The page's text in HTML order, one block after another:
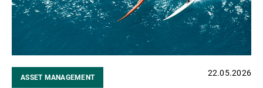
ASSET MANAGEMENT 22.05.2026